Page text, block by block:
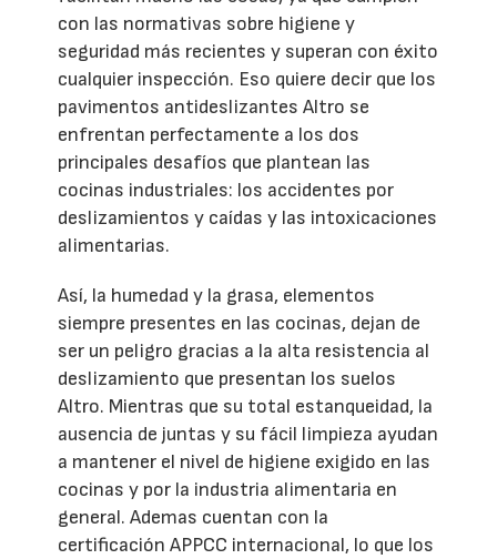
con las normativas sobre higiene y
seguridad más recientes y superan con éxito
cualquier inspección. Eso quiere decir que los
pavimentos antideslizantes Altro se
enfrentan perfectamente a los dos
principales desafíos que plantean las
cocinas industriales: los accidentes por
deslizamientos y caídas y las intoxicaciones
alimentarias.
Así, la humedad y la grasa, elementos
siempre presentes en las cocinas, dejan de
ser un peligro gracias a la alta resistencia al
deslizamiento que presentan los suelos
Altro. Mientras que su total estanqueidad, la
ausencia de juntas y su fácil limpieza ayudan
a mantener el nivel de higiene exigido en las
cocinas y por la industria alimentaria en
general. Ademas cuentan con la
certificación APPCC internacional, lo que los